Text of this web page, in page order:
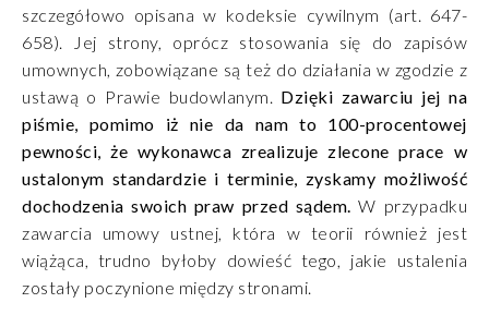
szczegółowo opisana w kodeksie cywilnym (art. 647-
658). Jej strony, oprócz stosowania się do zapisów
umownych, zobowiązane są też do działania w zgodzie z
ustawą o Prawie budowlanym. Dzięki zawarciu jej na
piśmie, pomimo iż nie da nam to 100-procentowej
pewności, że wykonawca zrealizuje zlecone prace w
ustalonym standardzie i terminie, zyskamy możliwość
dochodzenia swoich praw przed sądem. W przypadku
zawarcia umowy ustnej, która w teorii również jest
wiążąca, trudno byłoby dowieść tego, jakie ustalenia
zostały poczynione między stronami.